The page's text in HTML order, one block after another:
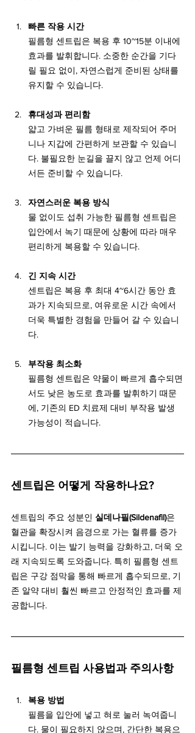
빠른 작용 시간
필름형 센트립은 복용 후 10~15분 이내에
효과를 발휘합니다. 소중한 순간을 기다
릴 필요 없이, 자연스럽게 준비된 상태를
유지할 수 있습니다.
휴대성과 편리함
얇고 가벼운 필름 형태로 제작되어 주머
니나 지갑에 간편하게 보관할 수 있습니
다. 불필요한 눈길을 끌지 않고 언제 어디
서든 준비할 수 있습니다.
자연스러운 복용 방식
물 없이도 섭취 가능한 필름형 센트립은
입안에서 녹기 때문에 상황에 따라 매우
편리하게 복용할 수 있습니다.
긴 지속 시간
센트립은 복용 후 최대 4~6시간 동안 효
과가 지속되므로, 여유로운 시간 속에서
더욱 특별한 경험을 만들어 갈 수 있습니
다.
부작용 최소화
필름형 센트립은 약물이 빠르게 흡수되면
서도 낮은 농도로 효과를 발휘하기 때문
에, 기존의 ED 치료제 대비 부작용 발생
가능성이 적습니다.
센트립은 어떻게 작용하나요?
센트립의 주요 성분인 실데나필(Sildenafil)은
혈관을 확장시켜 음경으로 가는 혈류를 증가
시킵니다. 이는 발기 능력을 강화하고, 더욱 오
래 지속되도록 도와줍니다. 특히 필름형 센트
립은 구강 점막을 통해 빠르게 흡수되므로, 기
존 알약 대비 훨씬 빠르고 안정적인 효과를 제
공합니다.
필름형 센트립 사용법과 주의사항
복용 방법
필름을 입안에 넣고 혀로 눌러 녹여줍니
다. 물이 필요하지 않으며, 간단한 복용으